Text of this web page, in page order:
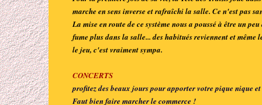
marche en sens inverse et rafraîchi la salle. Ce n'est pas
La mise en route de ce système nous a poussé à être un
fume plus dans la salle... des habitués reviennent et
le jeu, c'est vraiment sympa.
CONCERTS
profitez des beaux jours pour apporter votre pique nique
Faut bien faire marcher le commerce !